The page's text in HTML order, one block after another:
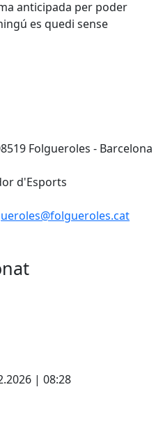
anticipada per poder
es quedi sense
Folgueroles - Barcelona
d'Esports
| 08:28